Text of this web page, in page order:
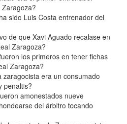
sido Luis Costa entrenador del
de que Xavi Aguado recalase en
Zaragoza?
los primeros en tener fichas
Zaragoza?
zaragocista era un consumado
penaltis?
amonestados nueve
del árbitro tocando